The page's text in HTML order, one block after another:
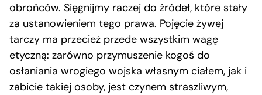
obrońców. Sięgnijmy raczej do źródeł, które stały
za ustanowieniem tego prawa. Pojęcie żywej
tarczy ma przecież przede wszystkim wagę
etyczną: zarówno przymuszenie kogoś do
osłaniania wrogiego wojska własnym ciałem, jak i
zabicie takiej osoby, jest czynem straszliwym,